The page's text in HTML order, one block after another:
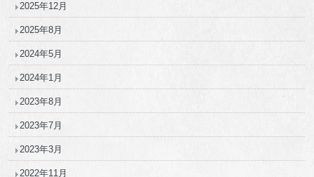
2025年12月
2025年8月
2024年5月
2024年1月
2023年8月
2023年7月
2023年3月
2022年11月